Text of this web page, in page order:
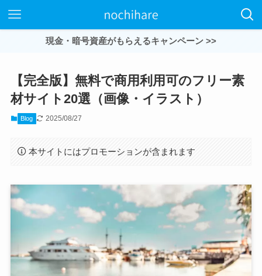
現金・暗号資産がもらえるキャンペーン >>
【完全版】無料で商用利用可のフリー素
材サイト20選（画像・イラスト）
Blog 2025/08/27
本サイトにはプロモーションが含まれます